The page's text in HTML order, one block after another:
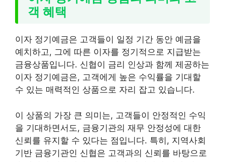
객 혜택
이자 정기예금은 고객들이 일정 기간 동안 예금을
예치하고, 그에 따른 이자를 정기적으로 지급받는
금융상품입니다. 신협이 금리 인상과 함께 제공하는
이자 정기예금은, 고객에게 높은 수익률을 기대할
수 있는 매력적인 상품으로 자리 잡고 있습니다.
이 상품의 가장 큰 의미는, 고객들이 안정적인 수익
을 기대하면서도, 금융기관의 재무 안정성에 대한
신뢰를 유지할 수 있다는 점입니다. 특히, 지역사회
기반 금융기관인 신협은 고객과의 신뢰를 바탕으로